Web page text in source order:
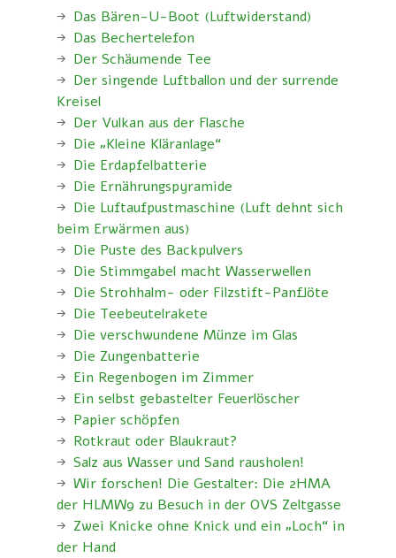
Das Bären-U-Boot (Luftwiderstand)
Das Bechertelefon
Der Schäumende Tee
Der singende Luftballon und der surrende
Kreisel
Der Vulkan aus der Flasche
Die „Kleine Kläranlage“
Die Erdapfelbatterie
Die Ernährungspyramide
Die Luftaufpustmaschine (Luft dehnt sich
beim Erwärmen aus)
Die Puste des Backpulvers
Die Stimmgabel macht Wasserwellen
Die Strohhalm- oder Filzstift-Panflöte
Die Teebeutelrakete
Die verschwundene Münze im Glas
Die Zungenbatterie
Ein Regenbogen im Zimmer
Ein selbst gebastelter Feuerlöscher
Papier schöpfen
Rotkraut oder Blaukraut?
Salz aus Wasser und Sand rausholen!
Wir forschen! Die Gestalter: Die 2HMA
der HLMW9 zu Besuch in der OVS Zeltgasse
Zwei Knicke ohne Knick und ein „Loch“ in
der Hand